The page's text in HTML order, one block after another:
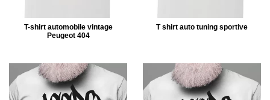
T-shirt automobile vintage
Peugeot 404
T shirt auto tuning sportive